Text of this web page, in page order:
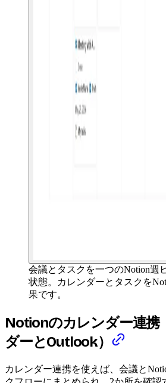
会議とタスクを一つのNotion週
状態。カレンダーとタスクを
果です。
Notionのカレンダー連携
ダーとOutlook）
カレンダー連携を使えば、会議と